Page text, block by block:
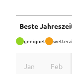
Beste
geeignet
Jan Feb